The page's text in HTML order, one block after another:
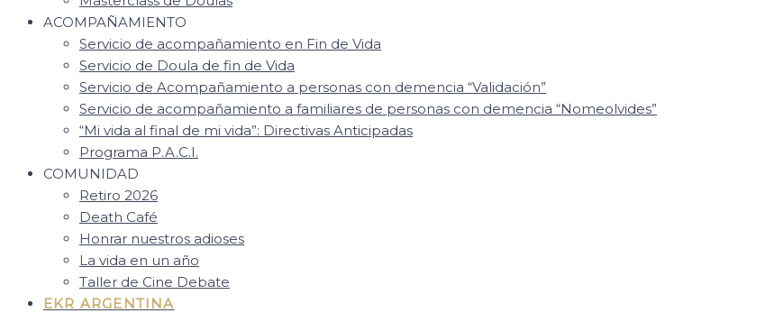
ACOMPAÑAMIENTO
Servicio de acompañamiento en Fin de Vida
Servicio de Doula de fin de Vida
Servicio de Acompañamiento a personas con demencia “Validación”
Servicio de acompañamiento a familiares de personas con demencia “Nomeolvides”
“Mi vida al final de mi vida”: Directivas Anticipadas
Programa P.A.C.I.
COMUNIDAD
Retiro 2026
Death Café
Honrar nuestros adioses
La vida en un año
Taller de Cine Debate
EKR ARGENTINA